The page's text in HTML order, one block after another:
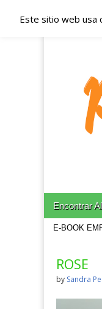
Blog
Main menu
Skip to content
Encontrar
E-BOOK
ROSE
by Sandra
Este sitio web usa